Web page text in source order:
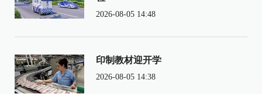
2026-08-05 14:48
印制教材迎开学
2026-08-05 14:38